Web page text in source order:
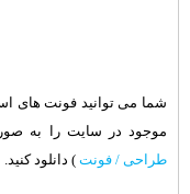
شما می توانید فونت های
موجود در سایت را به
طراحی / فونت ) دانلود کنید.